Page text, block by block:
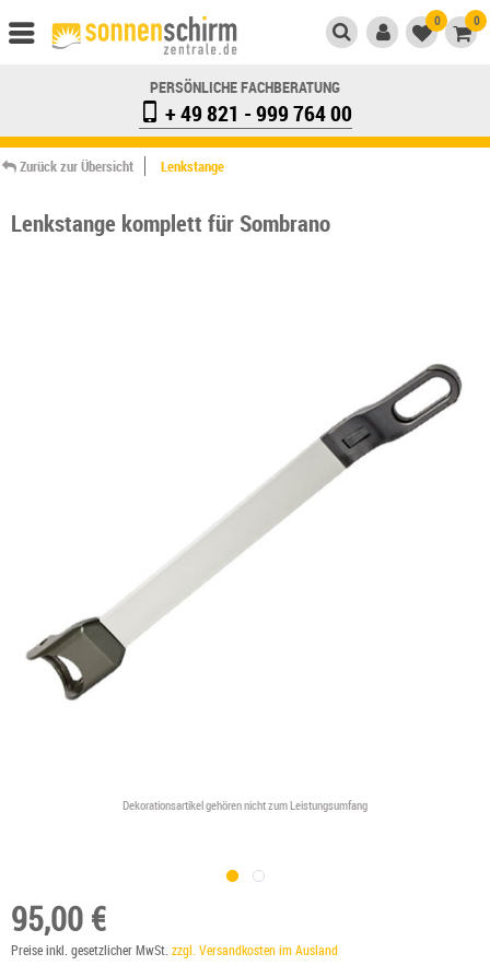
0 0
PERSÖNLICHE FACHBERATUNG
+ 49 821 - 999 764 00
Zurück zur Übersicht Lenkstange
Lenkstange komplett für Sombrano
Dekorationsartikel gehören nicht zum Leistungsumfang
95,00 €
Preise inkl. gesetzlicher MwSt. zzgl. Versandkosten im Ausland